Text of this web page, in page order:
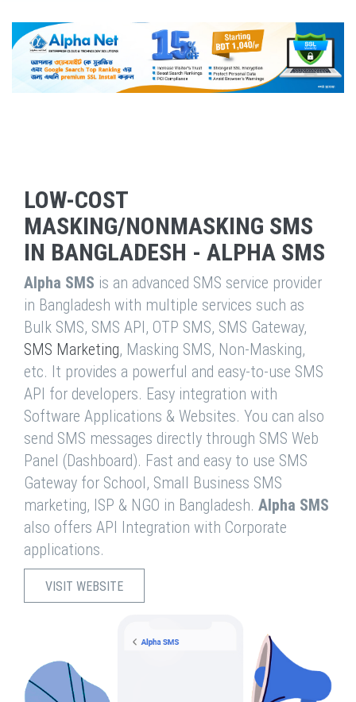
LOW-COST
MASKING/NONMASKING SMS
IN BANGLADESH - ALPHA SMS
Alpha SMS is an advanced SMS service provider
in Bangladesh with multiple services such as
Bulk SMS, SMS API, OTP SMS, SMS Gateway,
SMS Marketing, Masking SMS, Non-Masking,
etc. It provides a powerful and easy-to-use SMS
API for developers. Easy integration with
Software Applications & Websites. You can also
send SMS messages directly through SMS Web
Panel (Dashboard). Fast and easy to use SMS
Gateway for School, Small Business SMS
marketing, ISP & NGO in Bangladesh. Alpha SMS
also offers API Integration with Corporate
applications.
VISIT WEBSITE